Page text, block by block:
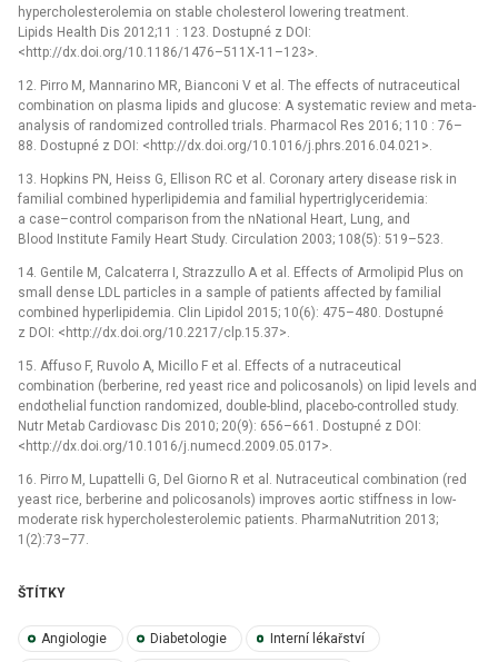
hypercholesterolemia on stable cholesterol lowering treatment.
Lipids Health Dis 2012;11 : 123. Dostupné z DOI:
<http://dx.doi.org/10.1186/1476–511X-11–123>.
12. Pirro M, Mannarino MR, Bianconi V et al. The effects of nutraceutical
combination on plasma lipids and glucose: A systematic review and meta-
analysis of randomized controlled trials. Pharmacol Res 2016; 110 : 76–
88. Dostupné z DOI: <http://dx.doi.org/10.1016/j.phrs.2016.04.021>.
13. Hopkins PN, Heiss G, Ellison RC et al. Coronary artery disease risk in
familial combined hyperlipidemia and familial hypertriglyceridemia:
a case–control comparison from the nNational Heart, Lung, and
Blood Institute Family Heart Study. Circulation 2003; 108(5): 519–523.
14. Gentile M, Calcaterra I, Strazzullo A et al. Effects of Armolipid Plus on
small dense LDL particles in a sample of patients affected by familial
combined hyperlipidemia. Clin Lipidol 2015; 10(6): 475–480. Dostupné
z DOI: <http://dx.doi.org/10.2217/clp.15.37>.
15. Affuso F, Ruvolo A, Micillo F et al. Effects of a nutraceutical
combination (berberine, red yeast rice and policosanols) on lipid levels and
endothelial function randomized, double-blind, placebo-controlled study.
Nutr Metab Cardiovasc Dis 2010; 20(9): 656–661. Dostupné z DOI:
<http://dx.doi.org/10.1016/j.numecd.2009.05.017>.
16. Pirro M, Lupattelli G, Del Giorno R et al. Nutraceutical combination (red
yeast rice, berberine and policosanols) improves aortic stiffness in low-
moderate risk hypercholesterolemic patients. PharmaNutrition 2013;
1(2):73–77.
ŠTÍTKY
Angiologie Diabetologie Interní lékařství